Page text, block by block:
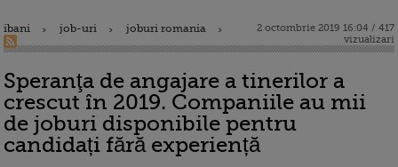
ibani job-uri joburi romania
2 octombrie 2019 16:04 / 417
vizualizari
Speranţa de angajare a tinerilor a
crescut în 2019. Companiile au mii
de joburi disponibile pentru
candidați fără experiență